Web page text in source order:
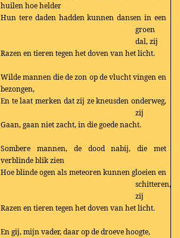
huilen hoe helder
Hun tere daden hadden kunnen dansen in een
groen
dal, zij
Razen en tieren tegen het doven van het licht.
Wilde mannen die de zon op de vlucht vingen en
bezongen,
En te laat merken dat zij ze kneusden onderweg,
zij
Gaan, gaan niet zacht, in die goede nacht.
Sombere mannen, de dood nabij, die met
verblinde blik zien
Hoe blinde ogen als meteoren kunnen gloeien en
schitteren,
zij
Razen en tieren tegen het doven van het licht.
En gij, mijn vader, daar op de droeve hoogte,